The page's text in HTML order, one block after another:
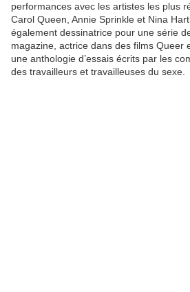
performances avec les artistes les plus
Carol Queen, Annie Sprinkle et Nina
également dessinatrice pour une série
magazine, actrice dans des films Queer
une anthologie d’essais écrits par les
des travailleurs et travailleuses du sexe.